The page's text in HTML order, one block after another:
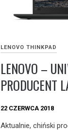
LENOVO THINKPAD
LENOVO –
PRODUCENT
22 CZERWCA 2018
Aktualnie, chiński